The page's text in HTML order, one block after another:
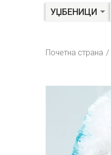
УЏБЕНИЦИ
Почетна страна